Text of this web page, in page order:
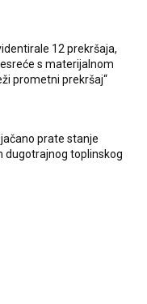
12 prekršaja,
s materijalnom
prometni prekršaj“
prate stanje
dugotrajnog toplinskog